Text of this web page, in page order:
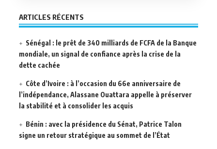
ARTICLES RÉCENTS
Sénégal : le prêt de 340 milliards de FCFA de la Banque
mondiale, un signal de confiance après la crise de la
dette cachée
Côte d’Ivoire : à l’occasion du 66e anniversaire de
l’indépendance, Alassane Ouattara appelle à préserver
la stabilité et à consolider les acquis
Bénin : avec la présidence du Sénat, Patrice Talon
signe un retour stratégique au sommet de l’État